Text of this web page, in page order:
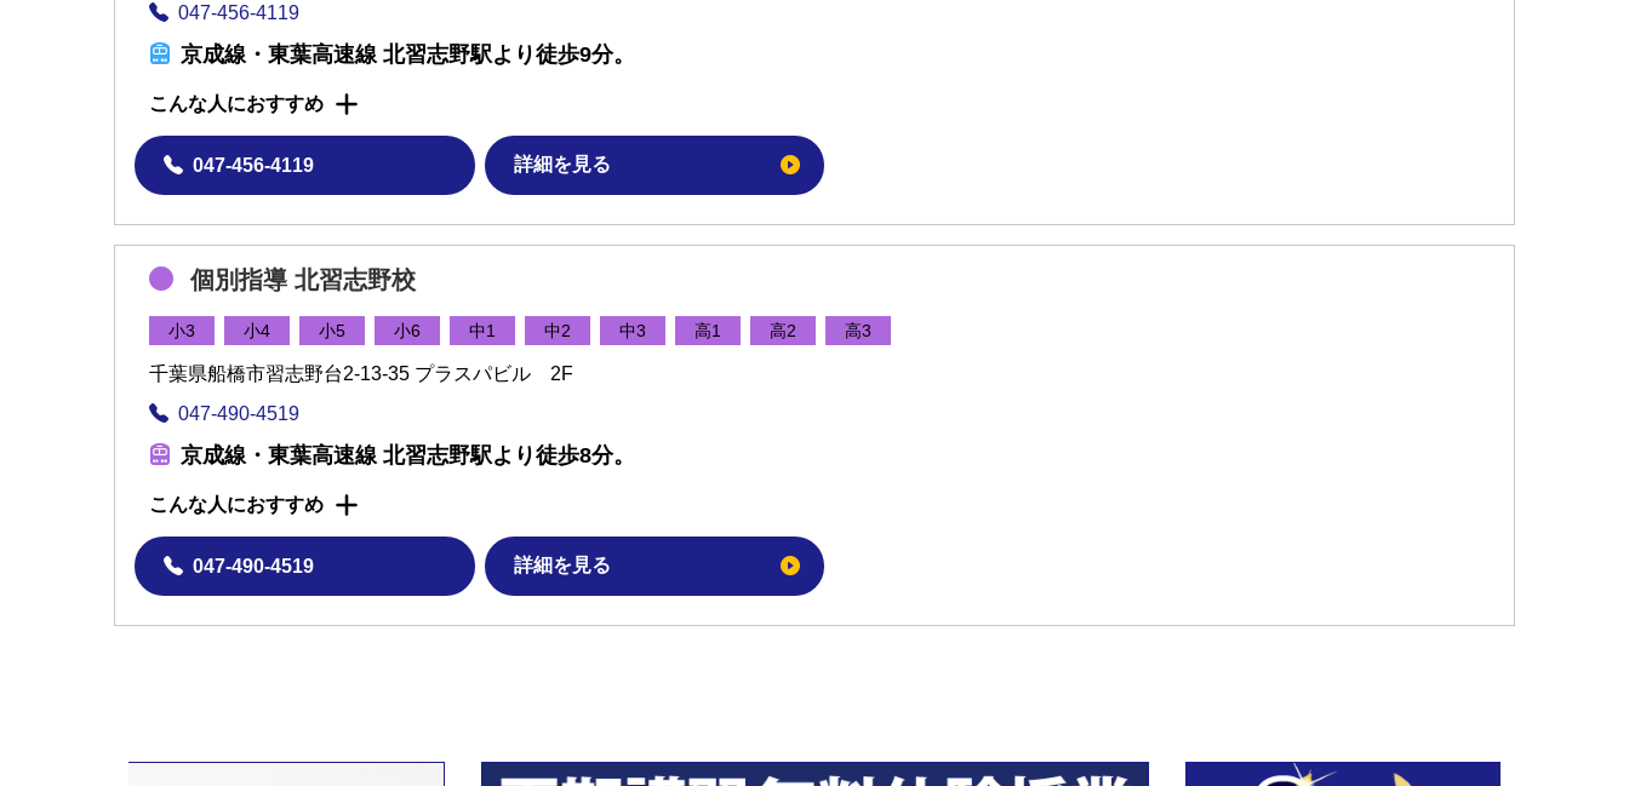
047-456-4119
京成線・東葉高速線 北習志野駅より徒歩9分。
こんな人におすすめ
047-456-4119 詳細を見る
個別指導 北習志野校
小3 小4 小5 小6 中1 中2 中3 高1 高2 高3
千葉県船橋市習志野台2-13-35 プラスパビル 2F
047-490-4519
京成線・東葉高速線 北習志野駅より徒歩8分。
こんな人におすすめ
047-490-4519 詳細を見る